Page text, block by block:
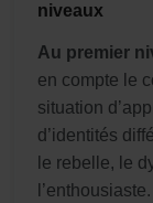
niveaux
Au premier
en compte le
situation
d’identités
le rebelle, le
l’enthousiaste.